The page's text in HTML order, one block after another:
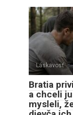
Láskavosť
Bratia
a chceli
mysleli,